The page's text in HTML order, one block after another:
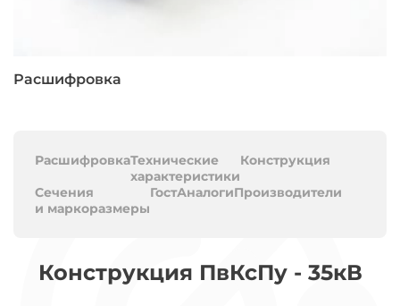
Расшифровка
РасшифровкаТехнические
характеристики
Конструкция
Сечения
и маркоразмеры
ГостАналогиПроизводители
Конструкция ПвКсПу - 35кВ